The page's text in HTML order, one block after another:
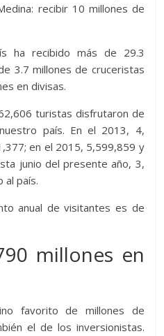
recibir 10 millones de
ha recibido más de 29.3
3.7 millones de cruceristas
en divisas.
turistas disfrutaron de
país. En el 2013, 4,
en el 2015, 5,599,859 y
junio del presente año, 3,
al país.
anual de visitantes es de
millones en
favorito de millones de
el de los inversionistas.